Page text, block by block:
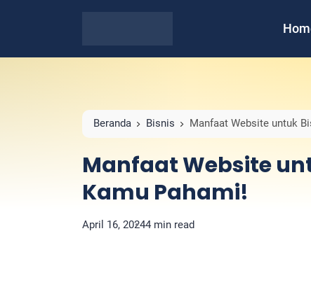
Beranda Bisnis Manfaat Website untuk
Manfaat Website
Kamu Pahami!
April 16, 20244 min read